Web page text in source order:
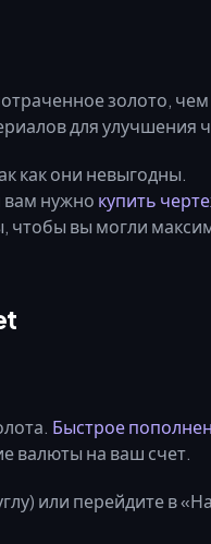
золото,
для улучшения
как они невыгодны.
вам нужно купить
чтобы вы могли
Быстрое
валюты на ваш счет.
или перейдите в